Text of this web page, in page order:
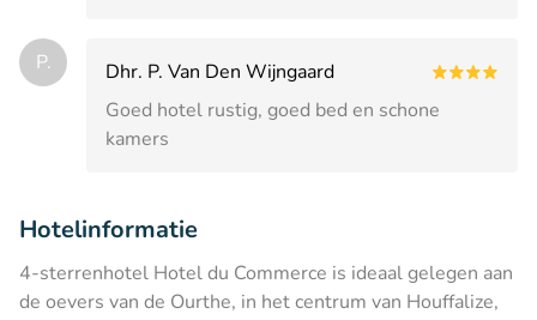
P.
Dhr. P. Van Den Wijngaard
Goed hotel rustig, goed bed en schone
kamers
Hotelinformatie
4-sterrenhotel Hotel du Commerce is ideaal gelegen aan
de oevers van de Ourthe, in het centrum van Houffalize,